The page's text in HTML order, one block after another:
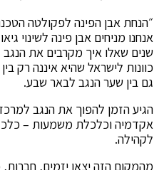
״הנחת אבן הפינה לפקולטה
אנחנו מניחים אבן פינה לשינוי
שנים שאלו איך מקרבים את הנגב
כוונות לישראל שהיא איננה רק
גם בין שער הנגב לבאר שבע.
הגיע הזמן להפוך את הנגב
אקדמיה וכלכלת משמעות –
לקהילה.
מהמקום הזה יצאו יזמים,